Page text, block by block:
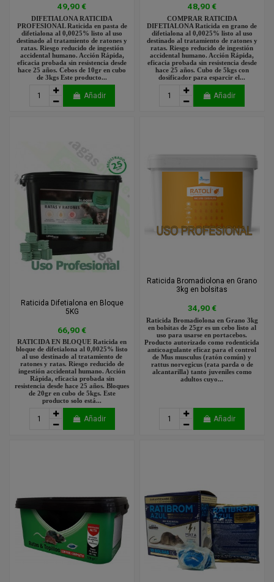
49,90 €
DIFETIALONA RATICIDA
PROFESIONAL Raticida en pasta de
difetialona al 0,0025% listo al uso
destinado al tratamiento de ratones y
ratas. Riesgo reducido de ingestión
accidental humano. Acción Rápida,
eficacia probada sin resistencia desde
hace 25 años. Cebos de 10gr en cubo
de 3kgs Este producto...
Añadir
48,90 €
COMPRAR RATICIDA
DIFETIALONA Raticida en grano de
difetialona al 0,0025% listo al uso
destinado al tratamiento de ratones y
ratas. Riesgo reducido de ingestión
accidental humano. Acción Rápida,
eficacia probada sin resistencia desde
hace 25 años. Cubo de 5kgs con
dosificador para esparcir el...
Añadir
Raticida Difetialona en Bloque
5KG
66,90 €
RATICIDA EN BLOQUE Raticida en
bloque de difetialona al 0,0025% listo
al uso destinado al tratamiento de
ratones y ratas. Riesgo reducido de
ingestión accidental humano. Acción
Rápida, eficacia probada sin
resistencia desde hace 25 años. Bloques
de 20gr en cubo de 5kgs. Este
producto solo está...
Añadir
Raticida Bromadiolona en Grano
3kg en bolsitas
34,90 €
Raticida Bromadiolona en Grano 3kg
en bolsitas de 25gr es un cebo listo al
uso para usarse en portacebos.
Producto autorizado como rodenticida
anticoagulante eficaz para el control
de Mus musculus (ratón común) y
rattus norvegicus (rata parda o de
alcantarilla) tanto juveniles como
adultos cuyo...
Añadir